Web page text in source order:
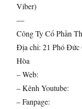
Viber)
—
Công Ty Cổ Phần
Địa chỉ: 21 Phó Đức
Hòa
– Web:
– Kênh Youtube:
– Fanpage: